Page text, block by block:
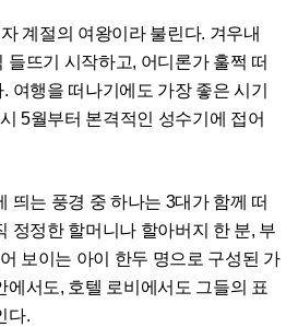
계절의 여왕이라 불린다. 겨우내
들뜨기 시작하고, 어디론가 훌쩍 떠
여행을 떠나기에도 가장 좋은 시기
5월부터 본격적인 성수기에 접어
띄는 풍경 중 하나는 3대가 함께 떠
정정한 할머니나 할아버지 한 분, 부
보이는 아이 한두 명으로 구성된 가
에서도, 호텔 로비에서도 그들의 표
다.